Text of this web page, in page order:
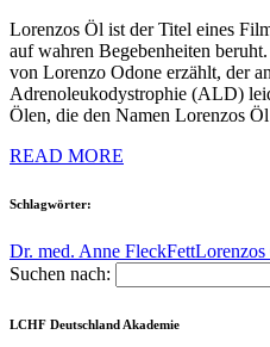
Lorenzos Öl ist der Titel eines
auf wahren Begebenheiten
von Lorenzo Odone erzählt, der
Adrenoleukodystrophie (ALD)
Ölen, die den Namen Lorenzos
READ MORE
Schlagwörter:
Dr. med. Anne FleckFettLorenzos
Suchen nach:
LCHF Deutschland Akademie